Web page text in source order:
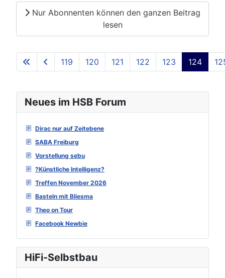
Neues im HSB Forum
Dirac nur auf Zeitebene
SABA Freiburg
Vorstellung sebu
?Künstliche Intelligenz?
Treffen November 2026
Basteln mit Bliesma
Theo on Tour
Facebook Newbie
HiFi-Selbstbau
Nur Abonnenten können den ganzen Beitrag
lesen
Seite 124 von 129
119 120 121 122 123 124